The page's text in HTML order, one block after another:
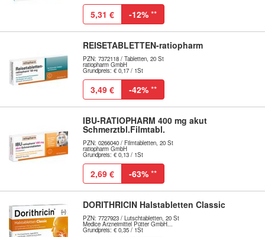
5,31 € -12% **
REISETABLETTEN-ratiopharm
PZN: 7372118 / Tabletten, 20 St
ratiopharm GmbH
Grundpreis: € 0,17 / 1St
3,49 € -42% **
IBU-RATIOPHARM 400 mg akut
Schmerztbl.Filmtabl.
PZN: 0266040 / Filmtabletten, 20 St
ratiopharm GmbH
Grundpreis: € 0,13 / 1St
2,69 € -63% **
DORITHRICIN Halstabletten Classic
PZN: 7727923 / Lutschtabletten, 20 St
Medice Arzneimittel Pütter GmbH...
Grundpreis: € 0,35 / 1St